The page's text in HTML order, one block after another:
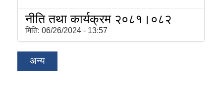
नीति तथा कार्यक्रम २०८१।०८२
मिति: 06/26/2024 - 13:57
अन्य